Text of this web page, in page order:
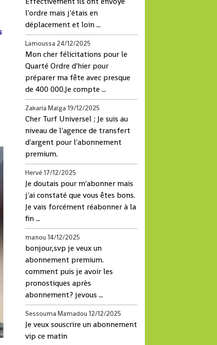
l'ordre mais j'étais en
déplacement et loin ...
Lamoussa 24/12/2025
Mon cher félicitations pour le
Quarté Ordre d'hier pour
préparer ma fête avec presque
de 400 000.Je compte ...
Zakaria Maïga 19/12/2025
Cher Turf Universel ; Je suis au
niveau de l'agence de transfert
d'argent pour l'abonnement
premium.
Hervé17/12/2025
Je doutais pour m'abonner mais
j'ai constaté que vous êtes bons.
Je vais forcément réabonner à la
fin ...
manou 14/12/2025
bonjour,svp je veux un
abonnement premium.
comment puis je avoir les
pronostiques après
abonnement? jevous ...
Sessouma Mamadou 12/12/2025
Je veux souscrire un abonnement
vip ce matin